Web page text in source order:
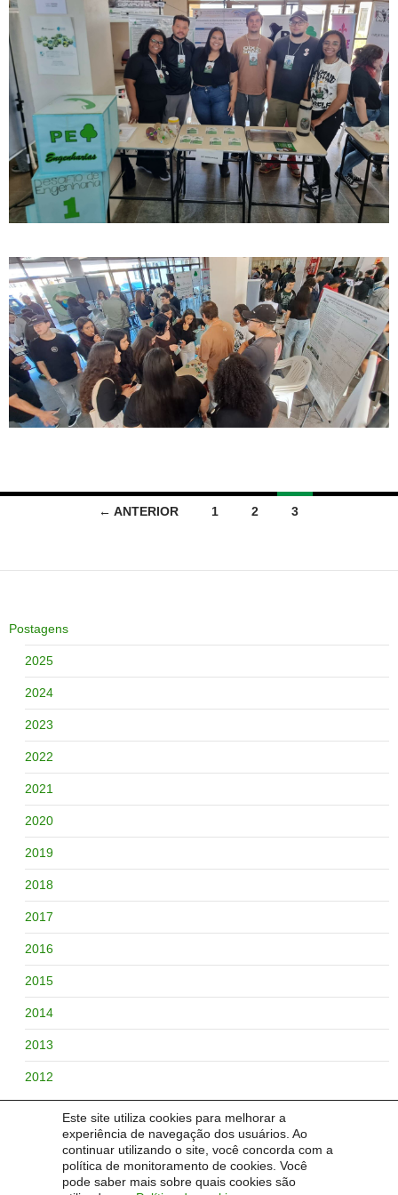
Este site utiliza cookies para melhorar a
experiência de navegação dos usuários. Ao
continuar utilizando o site, você concorda com a
política de monitoramento de cookies. Você
pode saber mais sobre quais cookies são
Navegação
posts
← ANTERIOR 1 2 3
Postagens
2025
2024
2023
2022
2021
2020
2019
2018
2017
2016
2015
2014
2013
2012
BUSCAR NO SITE:
Pesquisar